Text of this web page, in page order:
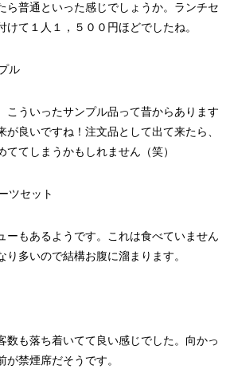
ら普通といった感じでしょうか。ランチセ
けて１人１，５００円ほどでしたね。
こういったサンプル品って昔からあります
が良いですね！注文品として出て来たら、
ててしまうかもしれません（笑）
ーもあるようです。これは食べていません
多いので結構お腹に溜まります。
数も落ち着いてて良い感じでした。向かっ
禁煙席だそうです。